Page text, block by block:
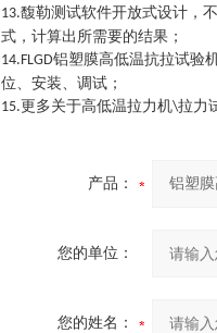
13.馥勒测试软件开放式设计，
式，计算出所需要的结果；
14.FLGD铝塑膜高低温抗拉试验
位、安装、调试 ；
15.更多关于高低温拉力机\拉力
产品：
您的单位：
您的姓名：